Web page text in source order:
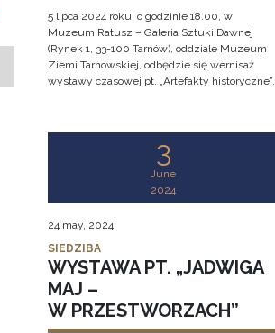
5 lipca 2024 roku, o godzinie 18.00, w
Muzeum Ratusz – Galeria Sztuki Dawnej
(Rynek 1, 33-100 Tarnów), oddziale Muzeum
Ziemi Tarnowskiej, odbędzie się wernisaż
wystawy czasowej pt. „Artefakty historyczne”.
3
June
2024
24 may, 2024
SIEDZIBA
WYSTAWA PT. „JADWIGA
MAJ –
W PRZESTWORZACH”